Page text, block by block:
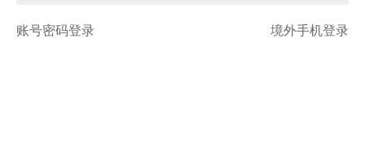
账号密码登录 境外手机登录